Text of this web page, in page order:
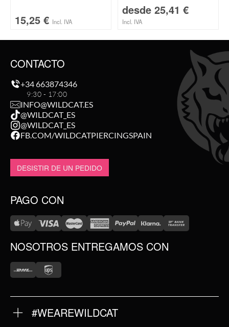
15,25 € Incl. IVA
desde 25,41 €
Incl. IVA
CONTACTO
+34 663874346
9:30 - 17:00
INFO@WILDCAT.ES
@WILDCAT_ES
@WILDCAT_ES
FB.COM/WILDCATPIERCINGSPAIN
DESISTIR DE UN PEDIDO
PAGO CON
NOSOTROS ENTREGAMOS CON
#WEAREWILDCAT